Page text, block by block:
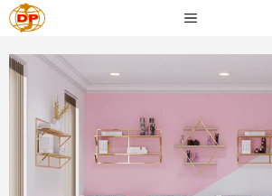
Chuyển
đến
nội
dung
MENU